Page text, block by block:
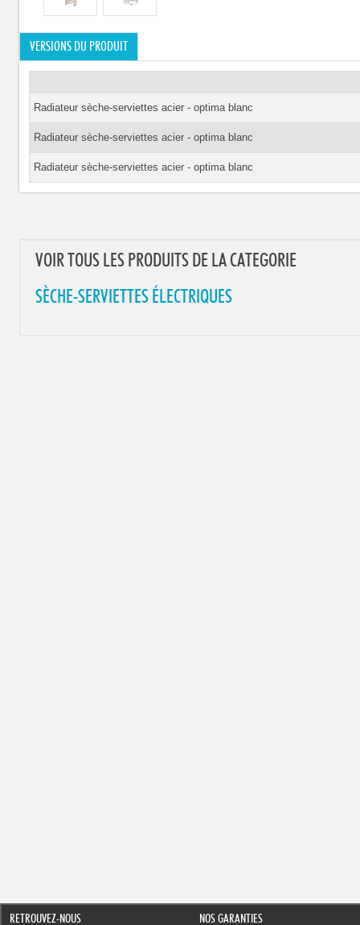
VERSIONS DU PRODUIT
Radiateur sèche-serviettes acier - optima blanc
Radiateur sèche-serviettes acier - optima blanc
Radiateur sèche-serviettes acier - optima blanc
VOIR TOUS LES PRODUITS DE LA CATEGORIE
SÈCHE-SERVIETTES ÉLECTRIQUES
RETROUVEZ-NOUS NOS GARANTIES